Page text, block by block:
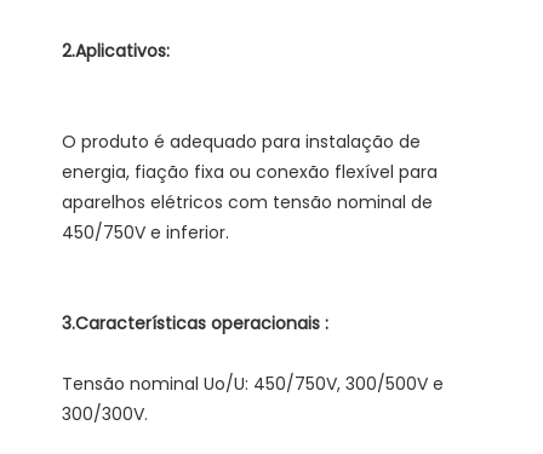
O produto é adequado para instalação de
energia, fiação fixa ou conexão flexível para
aparelhos elétricos com tensão nominal de
Tensão nominal Uo/U: 450/750V, 300/500V e